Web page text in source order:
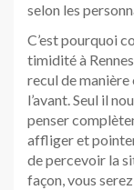
selon les
C’est pourquoi
timidité à
recul de
l’avant. Seul il
penser
affliger et
de percevoir la
façon, vous